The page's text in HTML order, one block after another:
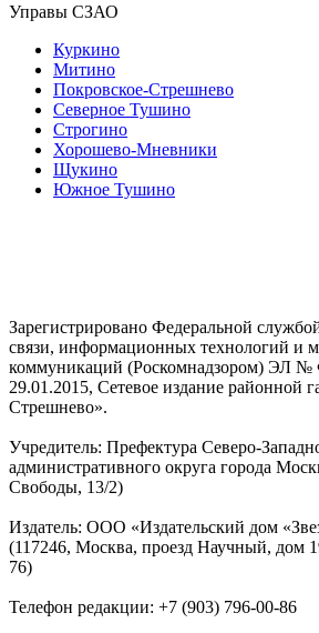
Управы СЗАО
Куркино
Митино
Покровское-Стрешнево
Северное Тушино
Строгино
Хорошево-Мневники
Щукино
Южное Тушино
Зарегистрировано Федеральной
связи, информационных технологий и
коммуникаций (Роскомнадзором) ЭЛ №
29.01.2015, Сетевое издание районной
Стрешнево».
Учредитель: Префектура Северо-
административного округа города
Свободы, 13/2)
Издатель: ООО «Издательский дом
(117246, Москва, проезд Научный, дом
76)
Телефон редакции: +7 (903) 796-00-86